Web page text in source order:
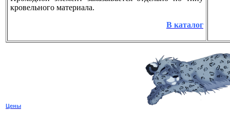
кровельного материала.
В каталог
Цены